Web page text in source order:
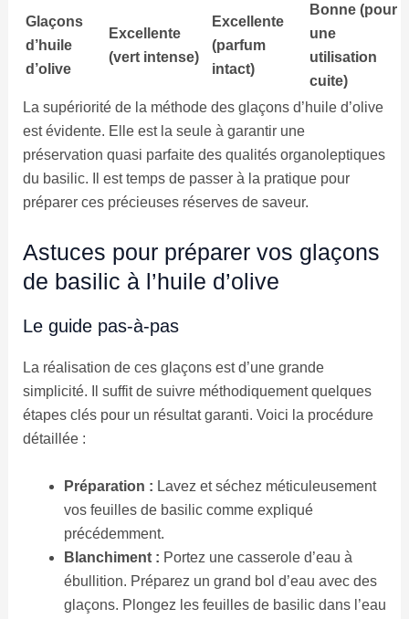
Glaçons
d’huile
d’olive
Excellente
(vert intense)
Excellente
(parfum
intact)
Bonne (pour
une
utilisation
cuite)
La supériorité de la méthode des glaçons d’huile d’olive
est évidente. Elle est la seule à garantir une
préservation quasi parfaite des qualités organoleptiques
du basilic. Il est temps de passer à la pratique pour
préparer ces précieuses réserves de saveur.
Astuces pour préparer vos glaçons
de basilic à l’huile d’olive
Le guide pas-à-pas
La réalisation de ces glaçons est d’une grande
simplicité. Il suffit de suivre méthodiquement quelques
étapes clés pour un résultat garanti. Voici la procédure
détaillée :
Préparation : Lavez et séchez méticuleusement
vos feuilles de basilic comme expliqué
précédemment.
Blanchiment : Portez une casserole d’eau à
ébullition. Préparez un grand bol d’eau avec des
glaçons. Plongez les feuilles de basilic dans l’eau